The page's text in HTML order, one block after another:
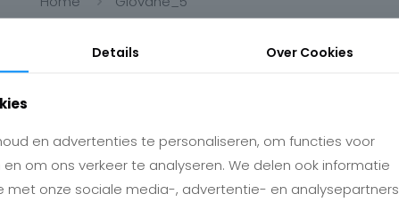
Details Over Cookies
en advertenties te personaliseren, om functies voor
om ons verkeer te analyseren. We delen ook informatie
met onze sociale media-, advertentie- en analysepartners